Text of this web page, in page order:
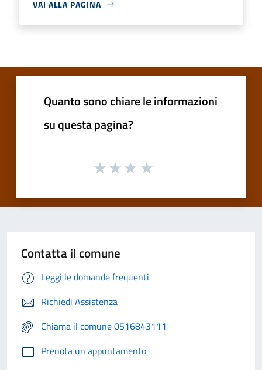
VAI ALLA PAGINA
Quanto sono chiare le informazioni
su questa pagina?
Contatta il comune
Leggi le domande frequenti
Richiedi Assistenza
Chiama il comune 0516843111
Prenota un appuntamento